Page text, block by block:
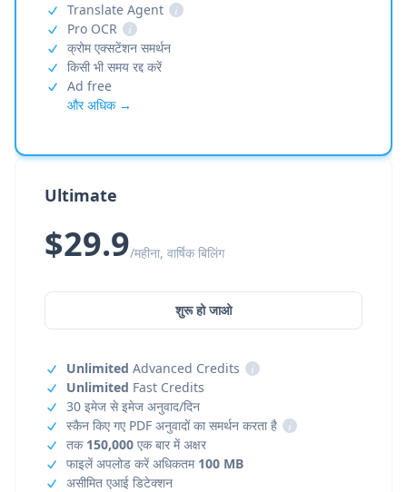
Translate Agent
i
Pro OCR
i
क्रोम एक्सटेंशन समर्थन
किसी भी समय रद्द करें
Ad free
और अधिक →
Ultimate
$29.9/महीना, वार्षिक बिलिंग
शुरू हो जाओ
Unlimited Advanced Credits
i
Unlimited Fast Credits
30 इमेज से इमेज अनुवाद/दिन
स्कैन किए गए PDF अनुवादों का समर्थन करता है
i
तक 150,000 एक बार में अक्षर
फाइलें अपलोड करें अधिकतम 100 MB
असीमित एआई डिटेक्शन